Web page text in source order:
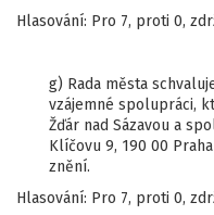
Hlasování: Pro 7, proti 0,
g) Rada města
vzájemné spolupráci,
Žďár nad Sázavou a
Klíčovu 9, 190 00
znění.
Hlasování: Pro 7, proti 0,